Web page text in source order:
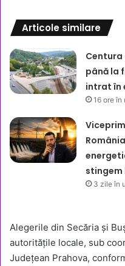
Articole similare
Centura
până la
intrat în
16 ore în
stingem
3 zile în
Alegerile din Secăria și
autoritățile locale, sub
Județean Prahova,